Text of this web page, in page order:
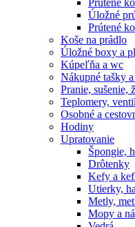
Prútené
Úložné
Prútené
Koše na prádlo
Úložné boxy a
Kúpeľňa a wc
Nákupné tašky
Pranie, sušenie,
Teplomery,
Osobné a
Hodiny
Upratovanie
Špongie,
Drôtenky
Kefy a
Utierky,
Metly,
Mopy a